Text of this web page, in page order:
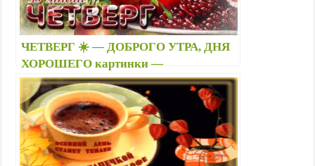
ЧЕТВЕРГ ☀️ — ДОБРОГО УТРА, ДНЯ
ХОРОШЕГО картинки —
Трогательние открытки утренние с
цветами ☕ и кофе